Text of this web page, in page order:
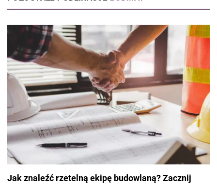
Jak znaleźć rzetelną ekipę budowlaną? Zacznij